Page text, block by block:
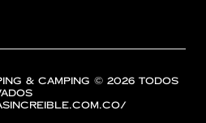
& Camping © 2026 Todos